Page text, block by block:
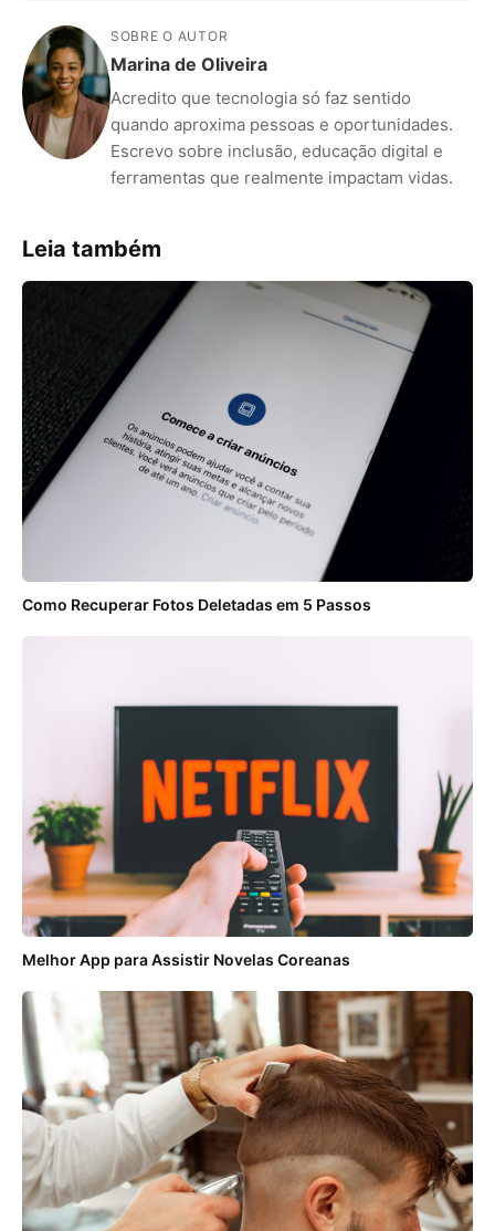
SOBRE O AUTOR
Marina de Oliveira
Acredito que tecnologia só faz sentido
quando aproxima pessoas e oportunidades.
Escrevo sobre inclusão, educação digital e
ferramentas que realmente impactam vidas.
Leia também
Como Recuperar Fotos Deletadas em 5 Passos
Melhor App para Assistir Novelas Coreanas